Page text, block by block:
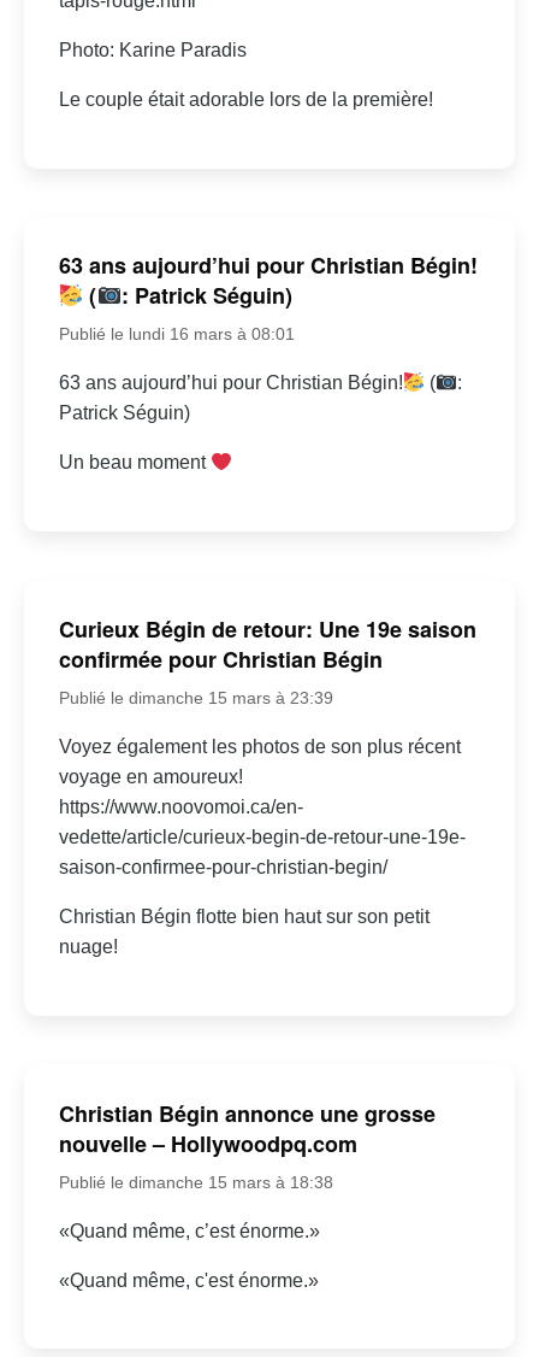
Photo: Karine Paradis
Le couple était adorable lors de la première!
63 ans aujourd’hui pour Christian Bégin!
(
: Patrick Séguin)
Publié le lundi 16 mars à 08:01
63 ans aujourd’hui pour Christian Bégin! (
:
Patrick Séguin)
Un beau moment
Curieux Bégin de retour: Une 19e saison
confirmée pour Christian Bégin
Publié le dimanche 15 mars à 23:39
Voyez également les photos de son plus récent
voyage en amoureux!
https://www.noovomoi.ca/en-
vedette/article/curieux-begin-de-retour-une-19e-
saison-confirmee-pour-christian-begin/
Christian Bégin flotte bien haut sur son petit
nuage!
Christian Bégin annonce une grosse
nouvelle – Hollywoodpq.com
Publié le dimanche 15 mars à 18:38
«Quand même, c’est énorme.»
«Quand même, c'est énorme.»